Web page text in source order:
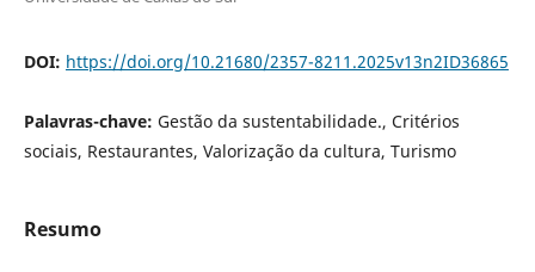
DOI: https://doi.org/10.21680/2357-8211.2025v13n2ID36865
Palavras-chave: Gestão da sustentabilidade., Critérios
sociais, Restaurantes, Valorização da cultura, Turismo
Resumo